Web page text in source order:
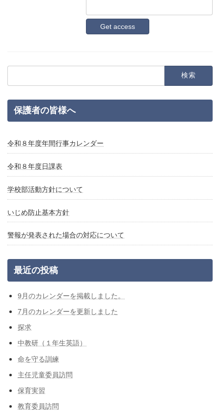
保護者の皆様へ
令和８年度年間行事カレンダー
令和８年度日課表
学校部活動方針について
いじめ防止基本方針
警報が発表された場合の対応について
最近の投稿
9月のカレンダーを掲載しました。
7月のカレンダーを更新しました
探求
中教研（１年生英語）
命を守る訓練
主任児童委員訪問
保育実習
教育委員訪問